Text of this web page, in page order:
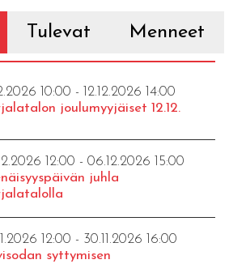
Tulevat Menneet
10:00 - 12.12.2026 14:00
joulumyyjäiset 12.12.
12:00 - 06.12.2026 15:00
juhla
12:00 - 30.11.2026 16:00
syttymisen